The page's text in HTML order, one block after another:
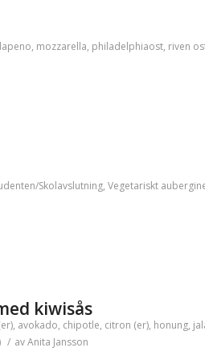
, mozzarella, philadelphiaost, riven
Skolavslutning, Vegetariskt
kiwisås
, avokado, chipotle, citron (er), honung,
/ avAnita Jansson